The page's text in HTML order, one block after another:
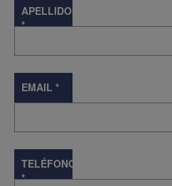
APELLIDOS
*
EMAIL *
TELÉFONO
*